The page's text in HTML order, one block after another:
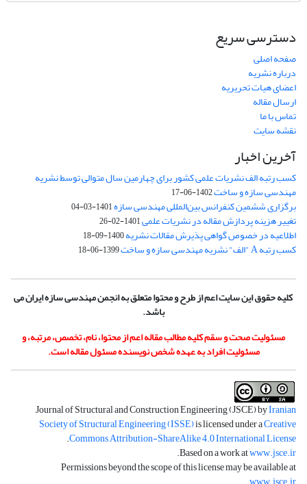
دسترسی سریع
صفحه اصلی
درباره نشریه
اعضای هیات تحریریه
ارسال مقاله
تماس با ما
نقشه سایت
آخرین اخبار
کسب رتبه الف نشریات علمی کشور برای چهارمین سال متوالی توسط نشریه
مهندسی سازه و ساخت1402-06-17
برگزاری ششمین کنفرانس بین‌المللی مهندسی سازه1401-03-04
تغییر هزینه پردازش مقاله در نشریات علمی1401-02-26
اطلاعیه در خصوص گواهی پذیرش مقالات نشریه1400-09-18
کسب رتبه A "الف" نشریه مهندسی سازه و ساخت 1399-06-18
کلیه حقوق این سایت اعم از طرح و محتوا متعلق به انجمن مهندسی سازه ایران می
باشد.
مسئولیت صحت و سقم کلیه مطالب مقاله اعم از محتوا، نام، تخصص، مرتبه، و
مسئولیت افراد به عهده شخص نویسنده مسئول مقاله است.
Journal of Structural and Construction Engineering (JSCE) byIranian
Society of Structural Engineering (ISSE)is licensed under aCreative
Commons Attribution-ShareAlike 4.0 International License
.
Based on a work atwww.jsce.ir
.
Permissions beyond the scope of this license may be available at